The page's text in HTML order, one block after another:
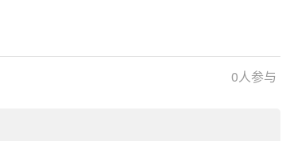
0人参与